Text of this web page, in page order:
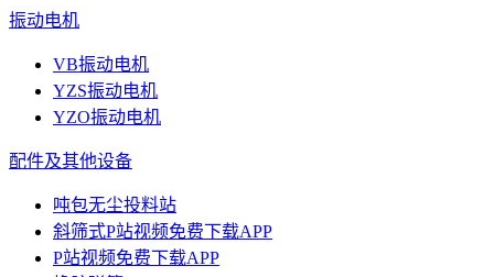
振动电机
VB振动电机
YZS振动电机
YZO振动电机
配件及其他设备
吨包无尘投料站
斜筛式P站视频免费下载APP
P站视频免费下载APP